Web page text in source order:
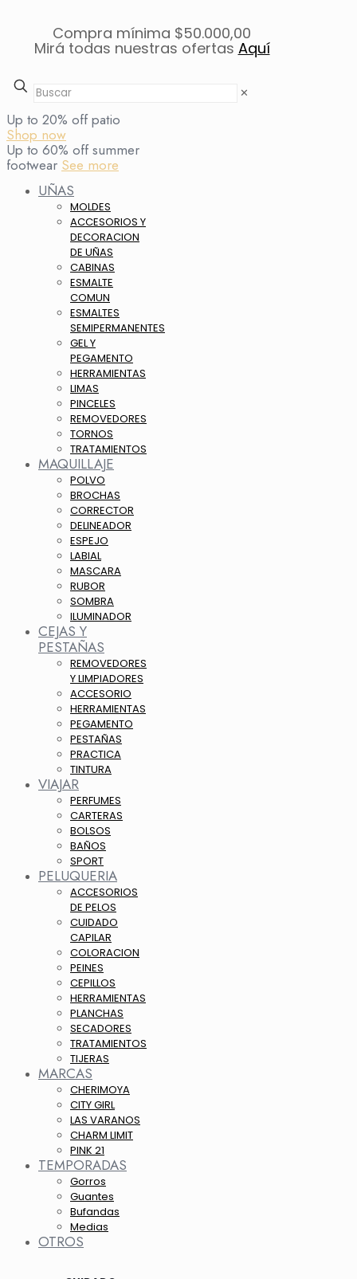
Compra mínima $50.000,00
Mirá todas nuestras ofertas Aquí
✕
Up to 20% off patio
Shop now
Up to 60% off summer
footwear See more
UÑAS
MOLDES
ACCESORIOS Y
DECORACION
DE UÑAS
CABINAS
ESMALTE
COMUN
ESMALTES
SEMIPERMANENTES
GEL Y
PEGAMENTO
HERRAMIENTAS
LIMAS
PINCELES
REMOVEDORES
TORNOS
TRATAMIENTOS
MAQUILLAJE
POLVO
BROCHAS
CORRECTOR
DELINEADOR
ESPEJO
LABIAL
MASCARA
RUBOR
SOMBRA
ILUMINADOR
CEJAS Y
PESTAÑAS
REMOVEDORES
Y LIMPIADORES
ACCESORIO
HERRAMIENTAS
PEGAMENTO
PESTAÑAS
PRACTICA
TINTURA
VIAJAR
PERFUMES
CARTERAS
BOLSOS
BAÑOS
SPORT
PELUQUERIA
ACCESORIOS
DE PELOS
CUIDADO
CAPILAR
COLORACION
PEINES
CEPILLOS
HERRAMIENTAS
PLANCHAS
SECADORES
TRATAMIENTOS
TIJERAS
MARCAS
CHERIMOYA
CITY GIRL
LAS VARANOS
CHARM LIMIT
PINK 21
TEMPORADAS
Gorros
Guantes
Bufandas
Medias
OTROS